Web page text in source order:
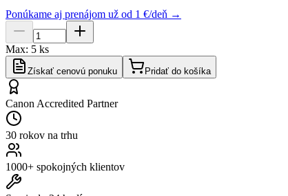
Ponúkame aj prenájom už od 1 €/deň →
Max: 5 ks
Získať cenovú ponuku Pridať do košíka
Canon Accredited Partner
30 rokov na trhu
1000+ spokojných klientov